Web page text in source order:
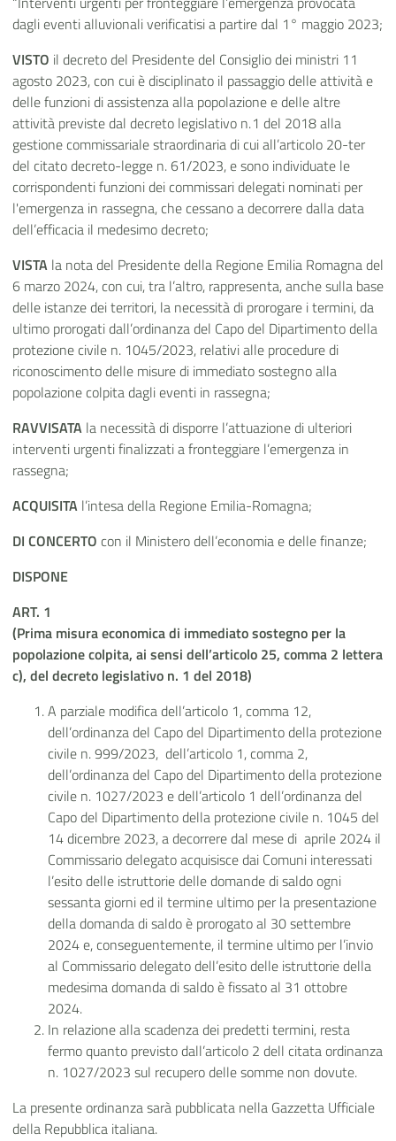
dagli eventi alluvionali verificatisi a partire dal 1° maggio 2023;
VISTO il decreto del Presidente del Consiglio dei ministri 11
agosto 2023, con cui è disciplinato il passaggio delle attività e
delle funzioni di assistenza alla popolazione e delle altre
attività previste dal decreto legislativo n. 1 del 2018 alla
gestione commissariale straordinaria di cui all’articolo 20-ter
del citato decreto-legge n. 61/2023, e sono individuate le
corrispondenti funzioni dei commissari delegati nominati per
l'emergenza in rassegna, che cessano a decorrere dalla data
dell’efficacia il medesimo decreto;
VISTA la nota del Presidente della Regione Emilia Romagna del
6 marzo 2024, con cui, tra l’altro, rappresenta, anche sulla base
delle istanze dei territori, la necessità di prorogare i termini, da
ultimo prorogati dall’ordinanza del Capo del Dipartimento della
protezione civile n. 1045/2023, relativi alle procedure di
riconoscimento delle misure di immediato sostegno alla
popolazione colpita dagli eventi in rassegna;
RAVVISATA la necessità di disporre l’attuazione di ulteriori
interventi urgenti finalizzati a fronteggiare l’emergenza in
rassegna;
ACQUISITA l’intesa della Regione Emilia-Romagna;
DI CONCERTO con il Ministero dell’economia e delle finanze;
DISPONE
ART. 1
(Prima misura economica di immediato sostegno per la
popolazione colpita, ai sensi dell’articolo 25, comma 2 lettera
c), del decreto legislativo n. 1 del 2018)
A parziale modifica dell’articolo 1, comma 12,
dell’ordinanza del Capo del Dipartimento della protezione
civile n. 999/2023, dell’articolo 1, comma 2,
dell’ordinanza del Capo del Dipartimento della protezione
civile n. 1027/2023 e dell’articolo 1 dell’ordinanza del
Capo del Dipartimento della protezione civile n. 1045 del
14 dicembre 2023, a decorrere dal mese di aprile 2024 il
Commissario delegato acquisisce dai Comuni interessati
l’esito delle istruttorie delle domande di saldo ogni
sessanta giorni ed il termine ultimo per la presentazione
della domanda di saldo è prorogato al 30 settembre
2024 e, conseguentemente, il termine ultimo per l’invio
al Commissario delegato dell’esito delle istruttorie della
medesima domanda di saldo è fissato al 31 ottobre
2024.
In relazione alla scadenza dei predetti termini, resta
fermo quanto previsto dall’articolo 2 dell citata ordinanza
n. 1027/2023 sul recupero delle somme non dovute.
La presente ordinanza sarà pubblicata nella Gazzetta Ufficiale
della Repubblica italiana.